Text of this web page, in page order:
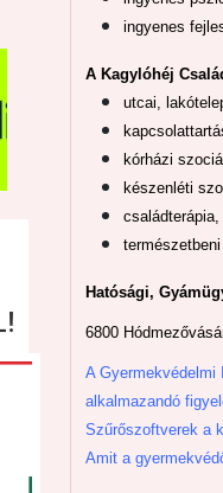
ingyenes
A Kagylóhéj
utcai,
kórházi
készenléti
családterápia,
Hatósági,
6800
A Gyermekvédelmi
alkalmazandó
Szűrőszoftverek a
Amit a